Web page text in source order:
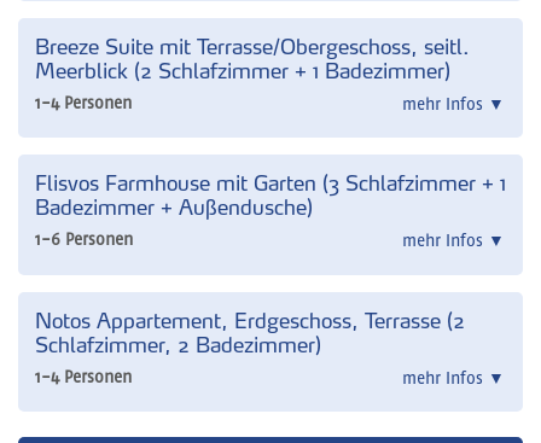
Breeze Suite mit Terrasse/Obergeschoss, seitl.
Meerblick (2 Schlafzimmer + 1 Badezimmer)
1-4 Personen mehr Infos ▼
Flisvos Farmhouse mit Garten (3 Schlafzimmer + 1
Badezimmer + Außendusche)
1-6 Personen mehr Infos ▼
Notos Appartement, Erdgeschoss, Terrasse (2
Schlafzimmer, 2 Badezimmer)
1-4 Personen mehr Infos ▼